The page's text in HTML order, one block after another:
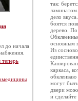
до начала
теперь
так:
дело
боятся
дерево.
основным
Из
каркаса,
могут
двери
и